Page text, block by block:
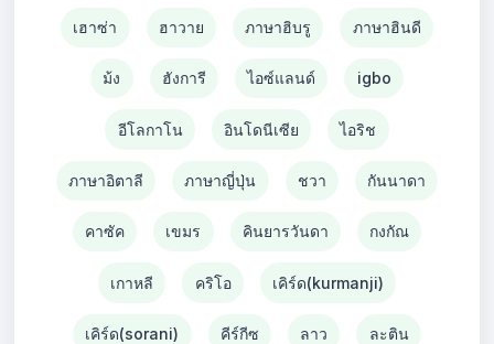
เฮาซ่า ฮาวาย ภาษาฮิบรู ภาษาฮินดี
ม้ง ฮังการี ไอซ์แลนด์ igbo
อีโลกาโน อินโดนีเซีย ไอริช
ภาษาอิตาลี ภาษาญี่ปุ่น ชวา กันนาดา
คาซัค เขมร คินยารวันดา กงกัณ
เกาหลี คริโอ เคิร์ด(kurmanji)
เคิร์ด(sorani) คีร์กีซ ลาว ละติน